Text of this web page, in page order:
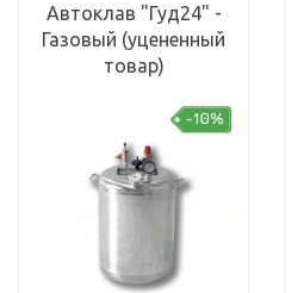
Автоклав "Гуд24" -
Газовый (уцененный
товар)